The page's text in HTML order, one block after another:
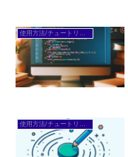
使用方法/チュートリアル